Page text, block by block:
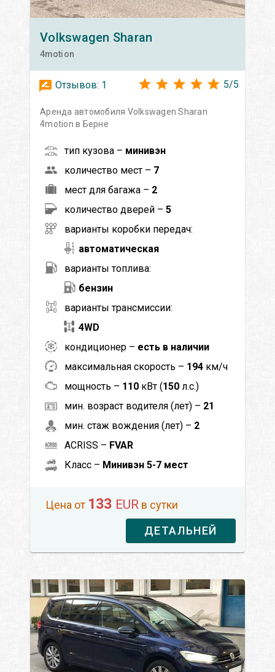
Volkswagen Sharan
4motion
Отзывов: 1 5/5
Аренда автомобиля Volkswagen Sharan
4motion в Берне
тип кузова – минивэн
количество мест – 7
мест для багажа – 2
количество дверей – 5
варианты коробки передач:
автоматическая
варианты топлива:
бензин
варианты трансмиссии:
4WD
кондиционер – есть в наличии
максимальная скорость – 194 км/ч
мощность – 110 кВт (150 л.с.)
мин. возраст водителя (лет) – 21
мин. стаж вождения (лет) – 2
ACRISS – FVAR
Класс – Минивэн 5-7 мест
Цена от 133 EUR в сутки
ДЕТАЛЬНЕЙ